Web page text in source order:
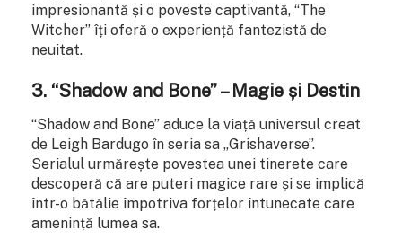
impresionantă și o poveste captivantă, “The
Witcher” îți oferă o experiență fantezistă de
neuitat.
3. “Shadow and Bone” – Magie și Destin
“Shadow and Bone” aduce la viață universul creat
de Leigh Bardugo în seria sa „Grishaverse”.
Serialul urmărește povestea unei tinerete care
descoperă că are puteri magice rare și se implică
într-o bătălie împotriva forțelor întunecate care
amenință lumea sa.